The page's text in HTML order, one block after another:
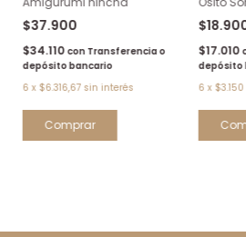
$37.900
$34.110 con Transferencia o
depósito bancario
6 x $6.316,67 sin interés
Comprar
$17.010
depósito
6 x $3.150